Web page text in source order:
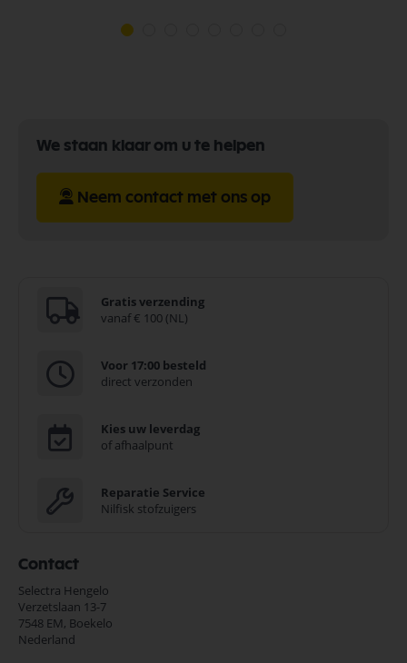
We staan klaar om u te helpen
Neem contact met ons op
Gratis verzending
vanaf € 100 (NL)
Voor 17:00 besteld
direct verzonden
Kies uw leverdag
of afhaalpunt
Reparatie Service
Nilfisk stofzuigers
Contact
Selectra Hengelo
Verzetslaan 13-7
7548 EM, Boekelo
Nederland